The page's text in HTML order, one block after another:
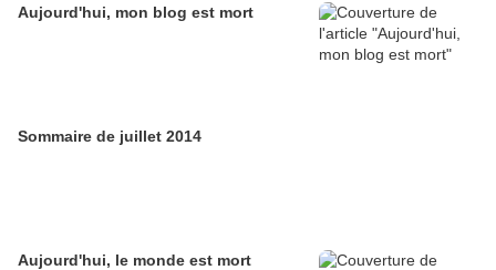
Aujourd'hui, mon blog est mort
Sommaire de juillet 2014
Aujourd'hui, le monde est mort